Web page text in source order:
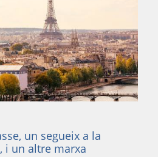
un segueix a la
i un altre marxa